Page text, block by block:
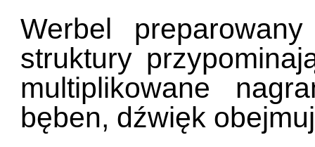
Werbel
struktury
multiplikowane
bęben, dźwięk